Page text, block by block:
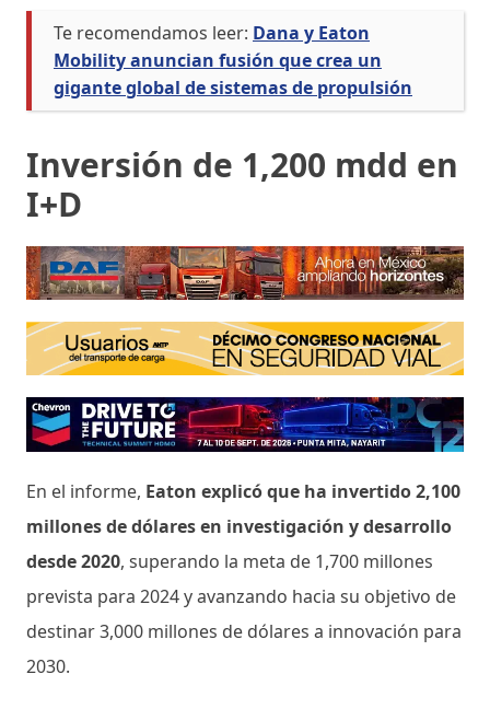
Te recomendamos leer: Dana y Eaton
Mobility anuncian fusión que crea un
gigante global de sistemas de propulsión
Inversión de 1,200 mdd en
I+D
En el informe, Eaton explicó que ha invertido 2,100
millones de dólares en investigación y desarrollo
desde 2020, superando la meta de 1,700 millones
prevista para 2024 y avanzando hacia su objetivo de
destinar 3,000 millones de dólares a innovación para
2030.